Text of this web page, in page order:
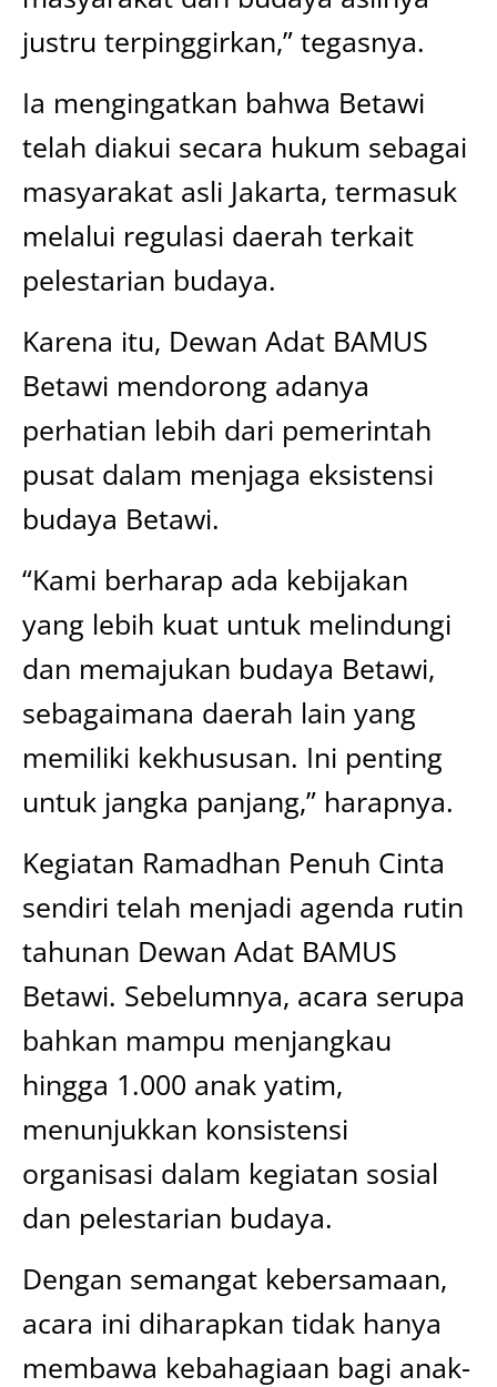
justru terpinggirkan,” tegasnya.
Ia mengingatkan bahwa Betawi
telah diakui secara hukum sebagai
masyarakat asli Jakarta, termasuk
melalui regulasi daerah terkait
pelestarian budaya.
Karena itu, Dewan Adat BAMUS
Betawi mendorong adanya
perhatian lebih dari pemerintah
pusat dalam menjaga eksistensi
budaya Betawi.
“Kami berharap ada kebijakan
yang lebih kuat untuk melindungi
dan memajukan budaya Betawi,
sebagaimana daerah lain yang
memiliki kekhususan. Ini penting
untuk jangka panjang,” harapnya.
Kegiatan Ramadhan Penuh Cinta
sendiri telah menjadi agenda rutin
tahunan Dewan Adat BAMUS
Betawi. Sebelumnya, acara serupa
bahkan mampu menjangkau
hingga 1.000 anak yatim,
menunjukkan konsistensi
organisasi dalam kegiatan sosial
dan pelestarian budaya.
Dengan semangat kebersamaan,
acara ini diharapkan tidak hanya
membawa kebahagiaan bagi anak-